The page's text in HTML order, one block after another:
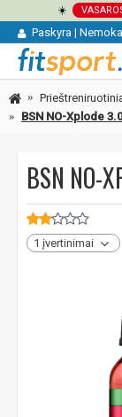
☀️
Paskyra |
BSN NO-Xplode
BSN NO-
1 įvertinimai